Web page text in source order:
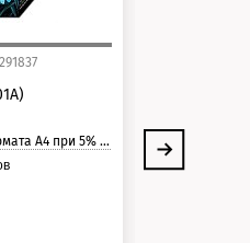
заполнении страницы.
Ресурс: